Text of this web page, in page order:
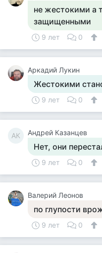
не жестокими а
защищенными
9 лет 0
Аркадий Лукин
Жестокими
9 лет 0
АК Андрей Казанцев
Нет, они
9 лет 0
Валерий Леонов
по глупости
9 лет 0